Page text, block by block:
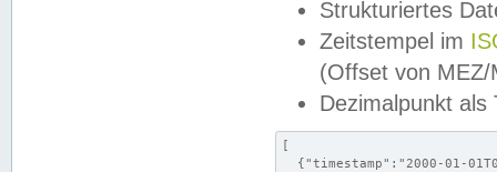
Strukturiertes
Zeitstempel im
(Offset von MEZ/
Dezimalpunkt als
[
{"timestamp":"2000-01-